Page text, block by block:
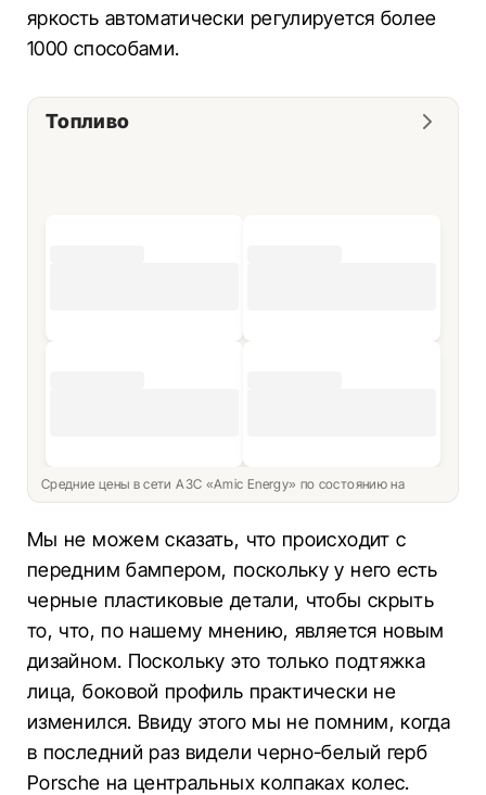
яркость автоматически регулируется более
1000 способами.
Топливо
Средние цены в сети АЗС «Amic Energy» по состоянию на
Мы не можем сказать, что происходит с
передним бампером, поскольку у него есть
черные пластиковые детали, чтобы скрыть
то, что, по нашему мнению, является новым
дизайном. Поскольку это только подтяжка
лица, боковой профиль практически не
изменился. Ввиду этого мы не помним, когда
в последний раз видели черно-белый герб
Porsche на центральных колпаках колес.